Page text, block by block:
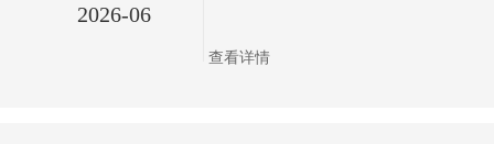
2026-06
查看详情